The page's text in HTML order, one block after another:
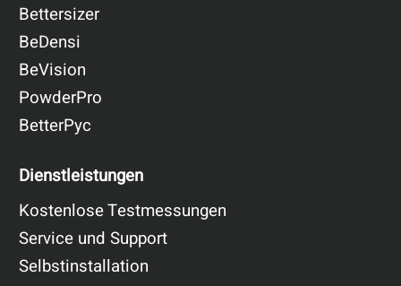
Bettersizer
BeDensi
BeVision
PowderPro
BetterPyc
Dienstleistungen
Kostenlose Testmessungen
Service und Support
Selbstinstallation